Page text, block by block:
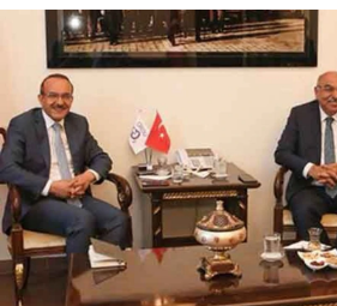
Pankobirlik
Et fiyatları
Tarım Bilgisi
Yetiştirici Soruyor
Dünyada Tarım